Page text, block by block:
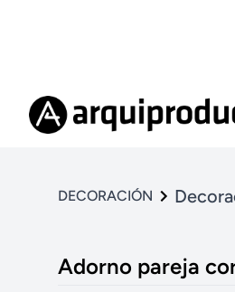
DECORACIÓN
Adorno pareja